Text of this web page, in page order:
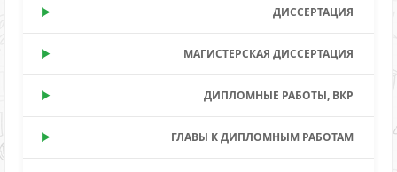
ДИССЕРТАЦИЯ
МАГИСТЕРСКАЯ ДИССЕРТАЦИЯ
ДИПЛОМНЫЕ РАБОТЫ, ВКР
ГЛАВЫ К ДИПЛОМНЫМ РАБОТАМ